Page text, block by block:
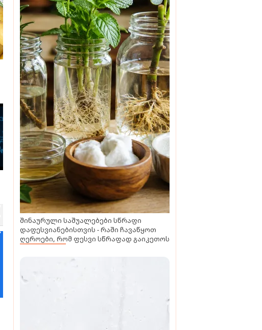
შინაურული საშუალებები სწრაფი
დაფესვიანებისთვის - რაში ჩავაწყოთ
ღეროები, რომ ფესვი სწრაფად გაიკეთოს